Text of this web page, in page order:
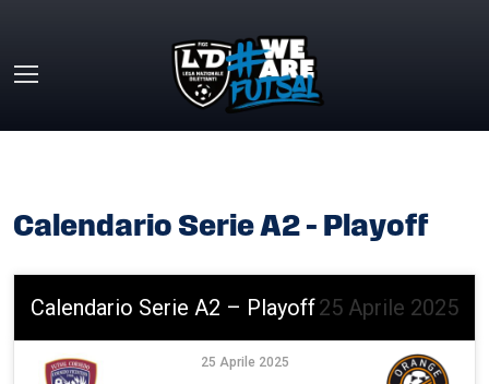
Calendario Serie A2 – Playoff
Calendario Serie A2 – Playoff25 Aprile 2025
25 Aprile 2025